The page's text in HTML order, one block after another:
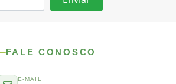
FALE CONOSCO
E-MAIL